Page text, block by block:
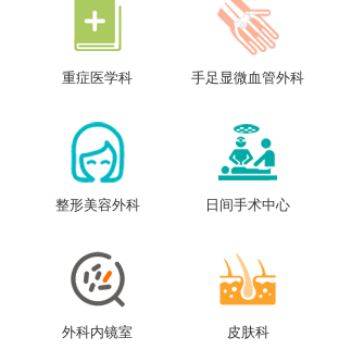
重症医学科 手足显微血管外科
整形美容外科 日间手术中心
外科内镜室 皮肤科